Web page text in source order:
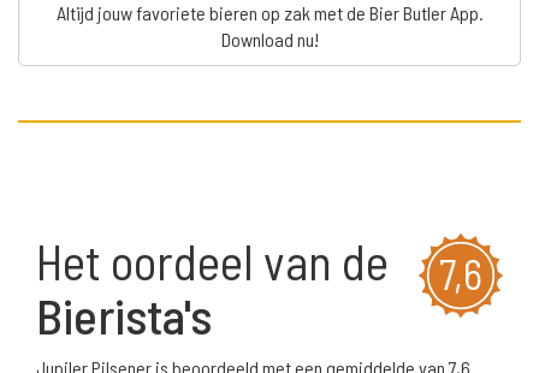
Altijd jouw favoriete bieren op zak met de Bier Butler App.
Download nu!
7,6
Het oordeel van de
Bierista's
Jupiler Pilsener is beoordeeld met een gemiddelde van 7,6